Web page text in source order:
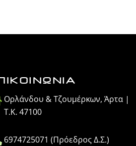
Ορλάνδου & Τζουμέρκων, Άρτα |
Τ.Κ. 47100
6974725071 (Πρόεδρος Δ.Σ.)